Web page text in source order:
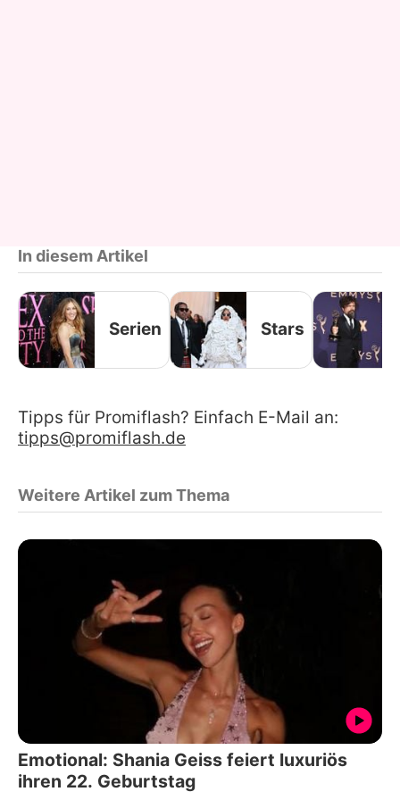
In diesem Artikel
Serien Stars
Tipps für Promiflash? Einfach E-Mail an:
tipps@promiflash.de
Weitere Artikel zum Thema
Emotional: Shania Geiss feiert luxuriös
ihren 22. Geburtstag